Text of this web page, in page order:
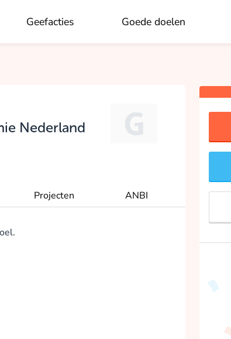
Geefacties Goede doelen
Nederland
Projecten ANBI